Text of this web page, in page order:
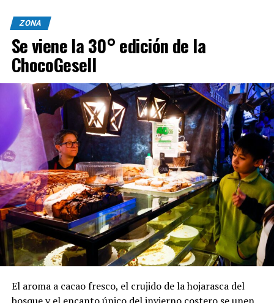
ZONA
Se viene la 30° edición de la
ChocoGesell
El aroma a cacao fresco, el crujido de la hojarasca del